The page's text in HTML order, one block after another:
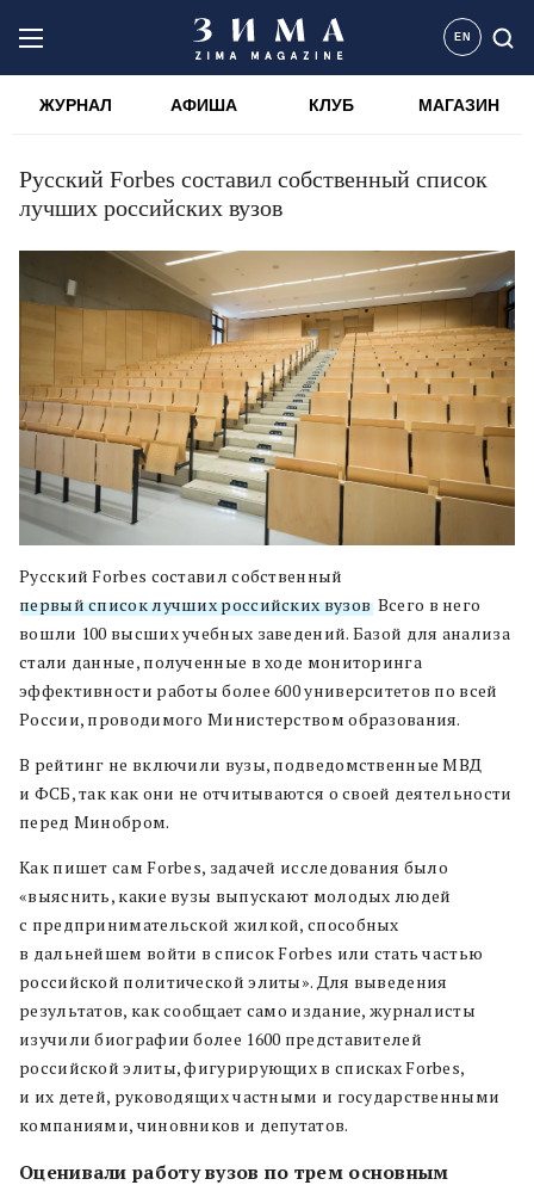
EN
ЖУРНАЛ АФИША КЛУБ МАГАЗИН
Русский Forbes составил собственный список
лучших российских вузов
Русский Forbes составил собственный
первый список лучших российских вузов. Всего в него
вошли 100 высших учебных заведений. Базой для анализа
стали данные, полученные в ходе мониторинга
эффективности работы более 600 университетов по всей
России, проводимого Министерством образования.
В рейтинг не включили вузы, подведомственные МВД
и ФСБ, так как они не отчитываются о своей деятельности
перед Минобром.
Как пишет сам Forbes, задачей исследования было
«выяснить, какие вузы выпускают молодых людей
с предпринимательской жилкой, способных
в дальнейшем войти в список Forbes или стать частью
российской политической элиты». Для выведения
результатов, как сообщает само издание, журналисты
изучили биографии более 1600 представителей
российской элиты, фигурирующих в списках Forbes,
и их детей, руководящих частными и государственными
компаниями, чиновников и депутатов.
Оценивали работу вузов по трем основным